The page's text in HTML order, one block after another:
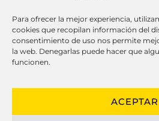
Para ofrecer la mejor experiencia,
cookies que recopilan información del
consentimiento de uso nos permite
la web. Denegarlas puede hacer que
funcionen.
ACEPTAR